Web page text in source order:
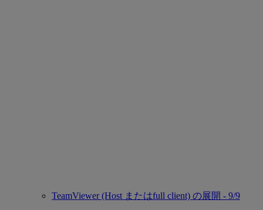
TeamViewer (Host またはfull client) の展開 - 9/9